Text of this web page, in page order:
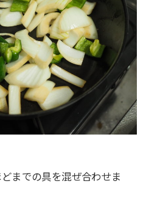
までの具を混ぜ合わせま